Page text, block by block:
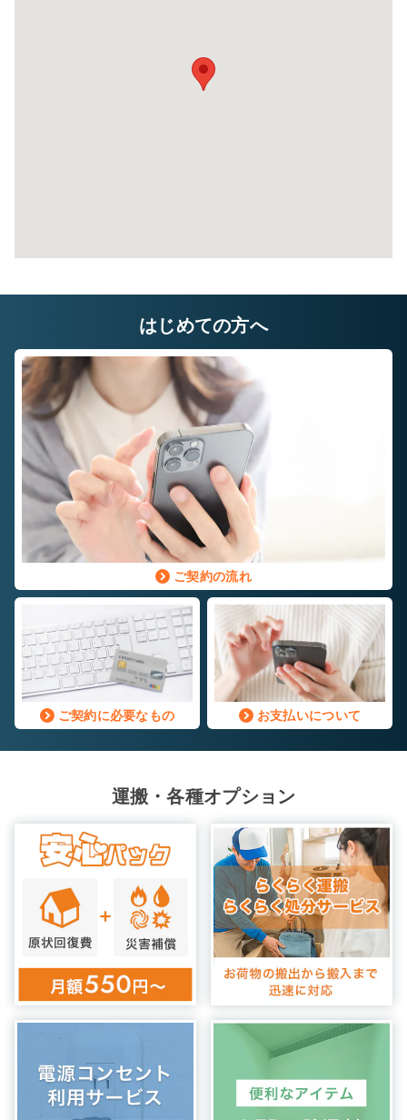
8帖タイプ
幅×奥行×高さ(㎝)
220×580×220
自宅に収納しきれないレジャー用品や季節もの
など様々な用途でご利用いただいております。
はじめての方へ
ご契約の流れ
ご契約に必要なもの お支払いについて
運搬・各種オプション